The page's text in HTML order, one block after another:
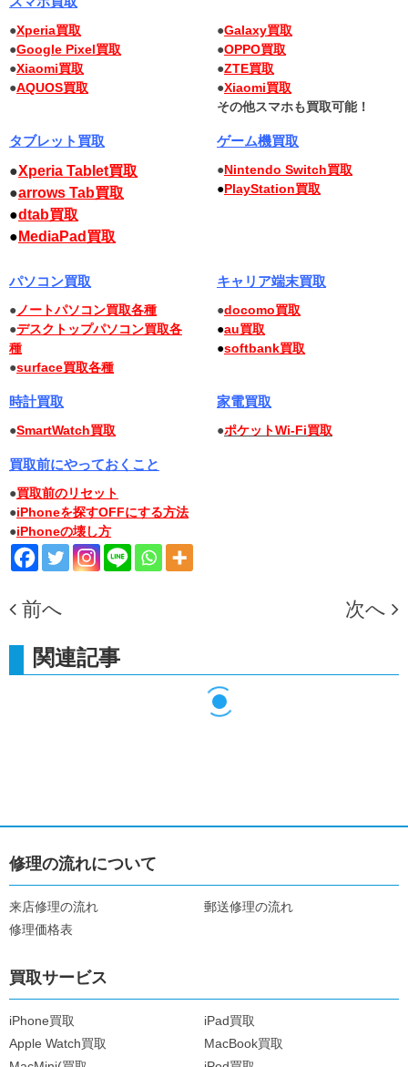
●Xperia買取
●Google Pixel買取
●Xiaomi買取
●AQUOS買取
●Galaxy買取
●OPPO買取
●ZTE買取
●Xiaomi買取
その他スマホも買取可能！
タブレット買取
●Xperia Tablet買取
●arrows Tab買取
●dtab買取
● MediaPad買取
ゲーム機買取
●Nintendo Switch買取
●PlayStation買取
パソコン買取
●ノートパソコン買取各種
●デスクトップパソコン買取各
種
●surface買取各種
キャリア端末買取
●docomo買取
●au買取
●softbank買取
時計買取
●SmartWatch買取
家電買取
●ポケットWi-Fi買取
買取前にやっておくこと
●買取前のリセット
●iPhoneを探すOFFにする方法
●iPhoneの壊し方
前へ 次へ
関連記事
修理の流れについて
来店修理の流れ
郵送修理の流れ
修理価格表
買取サービス
iPhone買取
iPad買取
Apple Watch買取
MacBook買取